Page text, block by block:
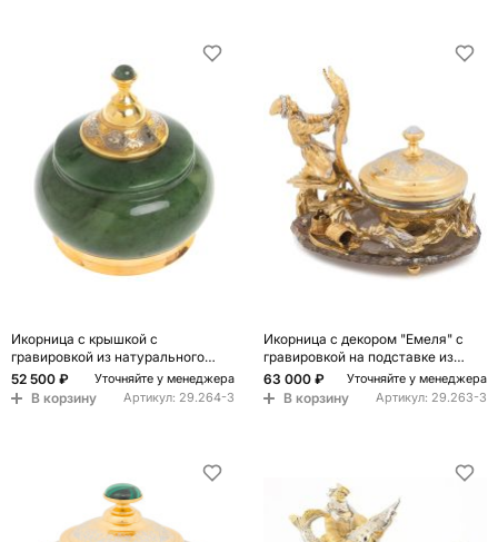
Икорница с крышкой с
гравировкой из натурального
камня Нефрит Decorative Cavair
Dishes
52 500 ₽ Уточняйте у менеджера
В корзину Артикул: 29.264-3
Икорница с декором "Емеля" с
гравировкой на подставке из
натурального камня Агат
Decorative Cavair Dishes
63 000 ₽ Уточняйте у менеджера
В корзину Артикул: 29.263-3